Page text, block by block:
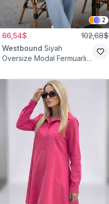
2
66,54$ 102,68$
Westbound Siyah
Oversize Modal Fermuarlı